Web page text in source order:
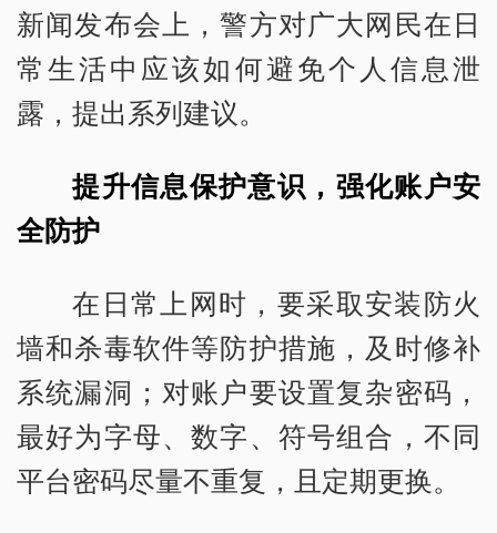
新闻发布会上，警方对广大网民在日
常生活中应该如何避免个人信息泄
露，提出系列建议。
提升信息保护意识，强化账户安
全防护
在日常上网时，要采取安装防火
墙和杀毒软件等防护措施，及时修补
系统漏洞；对账户要设置复杂密码，
最好为字母、数字、符号组合，不同
平台密码尽量不重复，且定期更换。